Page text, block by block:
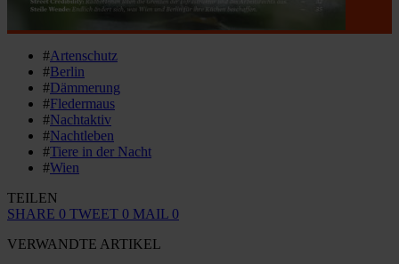
#Artenschutz
#Berlin
#Dämmerung
#Fledermaus
#Nachtaktiv
#Nachtleben
#Tiere in der Nacht
#Wien
TEILEN
SHARE 0 TWEET 0 MAIL 0
VERWANDTE ARTIKEL